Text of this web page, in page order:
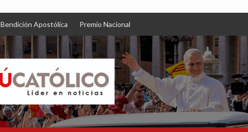
Bendición Apostólica Premio Nacional